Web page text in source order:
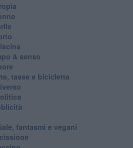
& senso
tasse e bicicletta
fantasmi e vegani